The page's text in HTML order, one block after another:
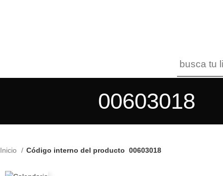
00603018
Inicio Código interno del producto 00603018